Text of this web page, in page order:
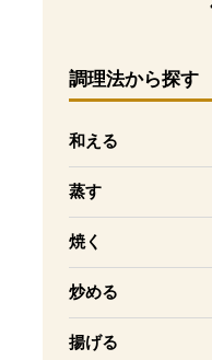
調理法から探す
和える
蒸す
焼く
炒める
揚げる